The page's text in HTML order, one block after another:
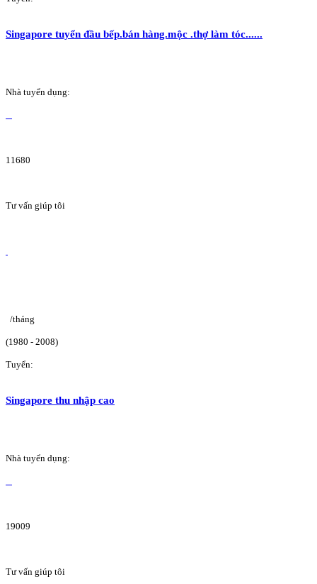
Singapore tuyển đầu bếp.bán hàng.mộc .thợ làm tóc......
Nhà tuyển dụng:
11680
Tư vấn giúp tôi
/tháng
(1980 - 2008)
Tuyển:
Singapore thu nhập cao
Nhà tuyển dụng:
19009
Tư vấn giúp tôi